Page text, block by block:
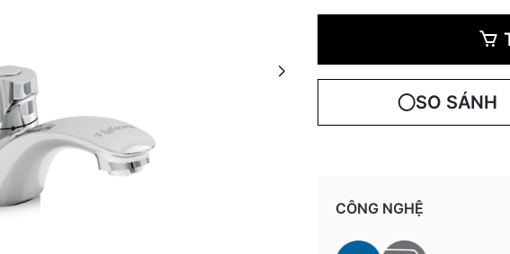
SO SÁNH
CÔNG NGHỆ